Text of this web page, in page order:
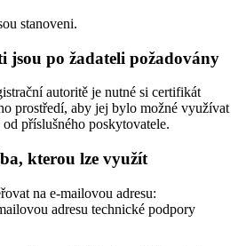
stanoveni.
jsou po žadateli požadovány
autoritě je nutné si certifikát
prostředí, aby jej bylo možné využívat
příslušného poskytovatele.
kterou lze využít
na e-mailovou adresu:
adresu technické podpory